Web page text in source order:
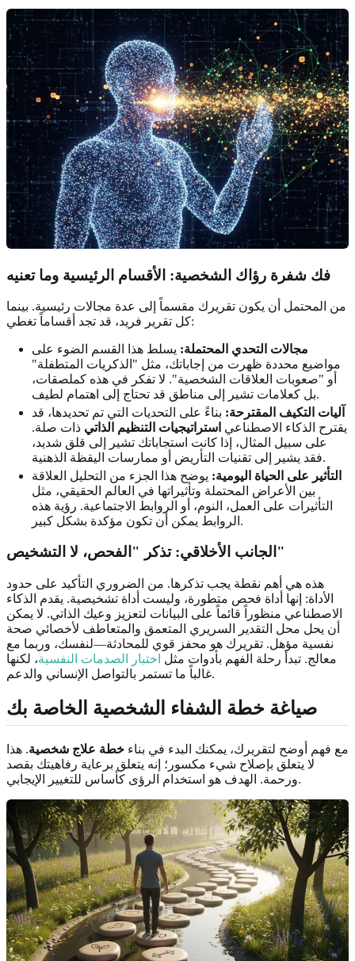
فك شفرة رؤاك الشخصية: الأقسام الرئيسية وما تعنيه
من المحتمل أن يكون تقريرك مقسماً إلى عدة مجالات رئيسية. بينما
كل تقرير فريد، قد تجد أقساماً تغطي:
مجالات التحدي المحتملة: يسلط هذا القسم الضوء على
مواضيع محددة ظهرت من إجاباتك، مثل "الذكريات المتطفلة"
أو "صعوبات العلاقات الشخصية". لا تفكر في هذه كملصقات،
بل كعلامات تشير إلى مناطق قد تحتاج إلى اهتمام لطيف.
آليات التكيف المقترحة: بناءً على التحديات التي تم تحديدها، قد
يقترح الذكاء الاصطناعي استراتيجيات التنظيم الذاتي ذات صلة.
على سبيل المثال، إذا كانت استجاباتك تشير إلى قلق شديد،
فقد يشير إلى تقنيات التأريض أو ممارسات اليقظة الذهنية.
التأثير على الحياة اليومية: يوضح هذا الجزء من التحليل العلاقة
بين الأعراض المحتملة وتأثيراتها في العالم الحقيقي، مثل
التأثيرات على العمل، النوم، أو الروابط الاجتماعية. رؤية هذه
الروابط يمكن أن تكون مؤكدة بشكل كبير.
الجانب الأخلاقي: تذكر "الفحص، لا التشخيص"
هذه هي أهم نقطة يجب تذكرها. من الضروري التأكيد على حدود
الأداة: إنها أداة فحص متطورة، وليست أداة تشخيصية. يقدم الذكاء
الاصطناعي منظوراً قائماً على البيانات لتعزيز وعيك الذاتي. لا يمكن
أن يحل محل التقدير السريري المتعمق والمتعاطف لأخصائي صحة
نفسية مؤهل. تقريرك هو محفز قوي للمحادثة—لنفسك، وربما مع
معالج. تبدأ رحلة الفهم بأدوات مثل اختبار الصدمات النفسية، لكنها
غالباً ما تستمر بالتواصل الإنساني والدعم.
صياغة خطة الشفاء الشخصية الخاصة بك
مع فهم أوضح لتقريرك، يمكنك البدء في بناء خطة علاج شخصية. هذا
لا يتعلق بإصلاح شيء مكسور؛ إنه يتعلق برعاية رفاهيتك بقصد
ورحمة. الهدف هو استخدام الرؤى كأساس للتغيير الإيجابي.